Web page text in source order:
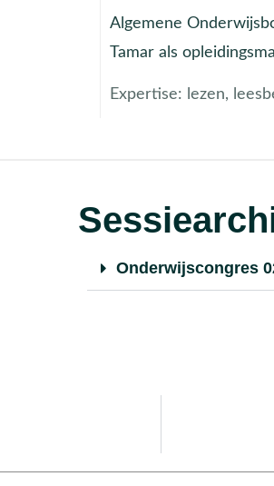
Algemene
Tamar als
Expertise: lezen,
Onderwijscongres